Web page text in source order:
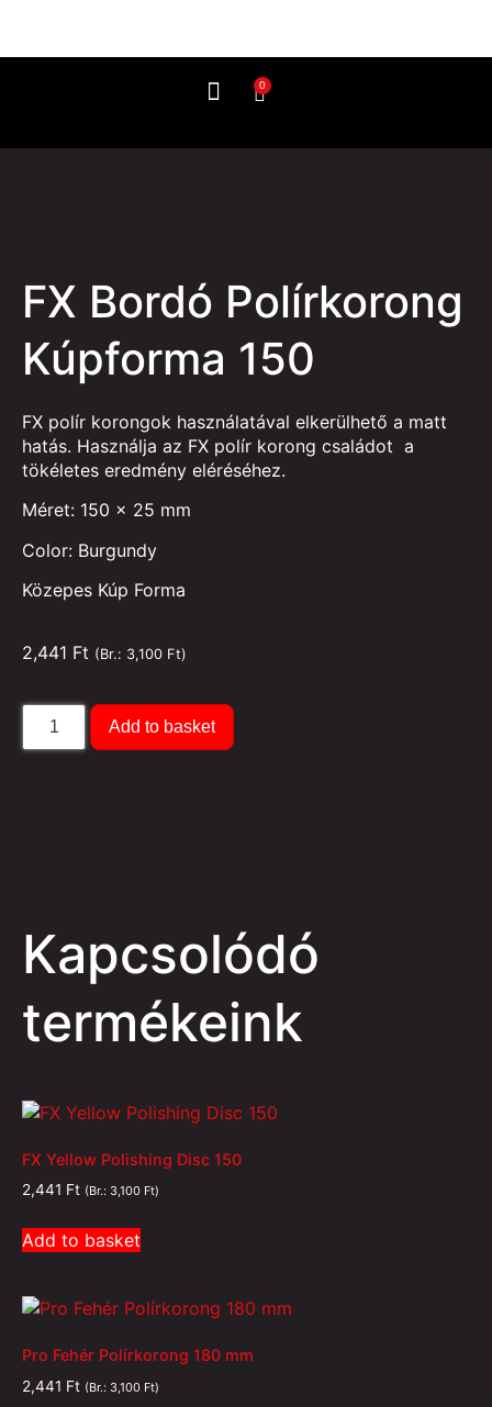
0
FX Bordó Polírkorong
Kúpforma 150
FX polír korongok használatával elkerülhető a matt
hatás. Használja az FX polír korong családot a
tökéletes eredmény eléréséhez.
Méret: 150 x 25 mm
Color: Burgundy
Közepes Kúp Forma
2,441 Ft (Br.: 3,100 Ft)
Add to basket
Kapcsolódó
termékeink
FX Yellow Polishing Disc 150
2,441 Ft (Br.: 3,100 Ft)
Add to basket
Pro Fehér Polírkorong 180 mm
2,441 Ft (Br.: 3,100 Ft)